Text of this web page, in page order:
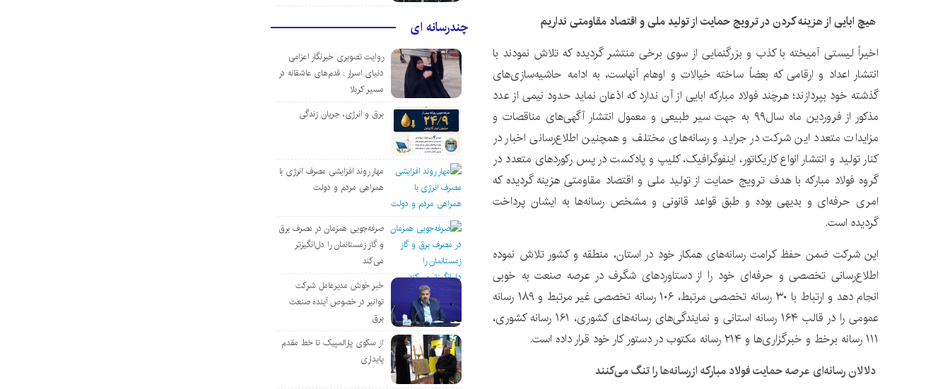
هیچ ابایی از هزینه کردن در ترویج حمایت از تولید ملی و اقتصاد مقاومتی نداریم
اخیراً لیستی آمیخته با کذب و بزرگنمایی از سوی برخی منتشر گردیده که تلاش نمودند با
انتشار اعداد و ارقامی که بعضاً ساخته خیالات و اوهام آنهاست، به ادامه حاشیه‌سازی‌های
گذشته خود بپردازند؛ هرچند فولاد مبارکه ابایی از آن ندارد که اذعان نماید حدود نیمی از عدد
مذکور از فروردین ماه سال۹۹ به جهت سیر طبیعی و معمول انتشار آگهی‌های مناقصات و
مزایدات متعدد این شرکت در جراید و رسانه‌های مختلف و همچنین اطلاع‌رسانی اخبار در
کنار تولید و انتشار انواع کاریکاتور، اینفوگرافیک، کلیپ و پادکست در پس رکوردهای متعدد در
گروه فولاد مبارکه با هدف ترویج حمایت از تولید ملی و اقتصاد مقاومتی هزینه گردیده که
امری حرفه‌ای و بدیهی بوده و طبق قواعد قانونی و مشخص رسانه‌ها به ایشان پرداخت
گردیده است.
این شرکت ضمن حفظ کرامت رسانه‌های همکار خود در استان، منطقه و کشور تلاش نموده
اطلاع‌رسانی تخصصی و حرفه‌ای خود را از دستاوردهای شگرف در عرصه صنعت به خوبی
انجام دهد و ارتباط با ۳۰ رسانه تخصصی مرتبط، ۱۰۶ رسانه تخصصی غیر مرتبط و ۱۸۹ رسانه
عمومی را در قالب ۱۶۴ رسانه استانی و نمایندگی‌های رسانه‌های کشوری، ۱۶۱ رسانه کشوری،
۱۱۱ رسانه برخط و خبرگزاری‌ها و ۲۱۴ رسانه مکتوب در دستور کار خود قرار داده است.
دلالان رسانه‌ای عرصه حمایت فولاد مبارکه ازرسانه‌ها را تنگ می‌کنند
چندرسانه ای
روایت تصویری خبرنگار اعزامی
دنیای اسرار : قدم‌های عاشقانه در
مسیر کربلا
برق و انرژی، جریان زندگی
مهار روند افزایشی مصرف انرژی با
همراهی مردم و دولت
صرفه‌جویی همزمان در مصرف برق
و گاز زمستانمان را دل‌انگیزتر
می‌کند
خبر خوش مدیرعامل شرکت
توانیر در خصوص آینده صنعت
برق
از سکوی پارالمپیک تا خط مقدم
پایداری